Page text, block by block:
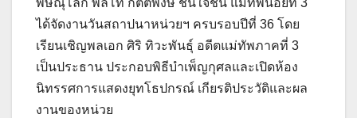
พิษณุโลก พลโท กิตติพงษ์ ชื่นใจชน แม่ทัพน้อยที่ 3
ได้จัดงานวันสถาปนาหน่วยฯ ครบรอบปีที่ 36 โดย
เรียนเชิญพลเอก ศิริ ทิวะพันธุ์ อดีตแม่ทัพภาคที่ 3
เป็นประธาน ประกอบพิธีบำเพ็ญกุศลและเปิดห้อง
นิทรรศการแสดงยุทโธปกรณ์ เกียรติประวัติและผล
งานของหน่วย